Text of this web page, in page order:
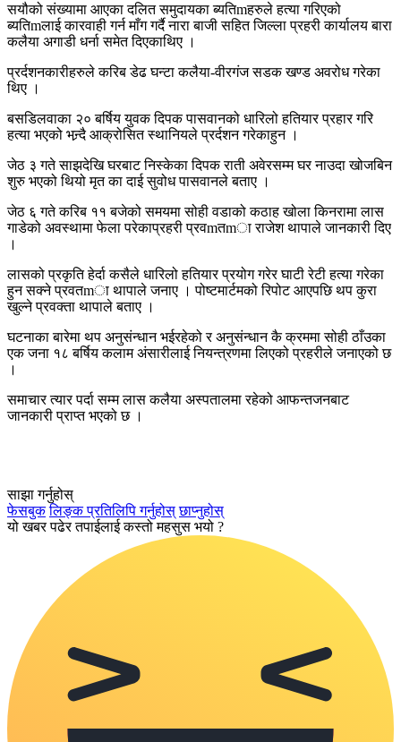
सयौको संख्यामा आएका दलित समुदायका ब्यतिmहरुले हत्या गरिएको
ब्यतिmलाई कारवाही गर्न माँग गर्दै नारा बाजी सहित जिल्ला प्रहरी कार्यालय बारा
कलैया अगाडी धर्ना समेत दिएकाथिए ।
प्रर्दशनकारीहरुले करिब डेढ घन्टा कलैया-वीरगंज सडक खण्ड अवरोध गरेका
थिए ।
बसडिलवाका २० बर्षिय युवक दिपक पासवानको धारिलो हतियार प्रहार गरि
हत्या भएको भन्र्दै आक्रोसित स्थानियले प्रर्दशन गरेकाहुन ।
जेठ ३ गते साझदेखि घरबाट निस्केका दिपक राती अवेरसम्म घर नाउदा खोजबिन
शुरु भएको थियो मृत का दाई सुवोध पासवानले बताए ।
जेठ ६ गते करिब ११ बजेको समयमा सोही वडाको कठाह खोला किनरामा लास
गाडेको अवस्थामा फेला परेकाप्रहरी प्रवmतmा राजेश थापाले जानकारी दिए
।
लासको प्रकृति हेर्दा कसैले धारिलो हतियार प्रयोग गरेर घाटी रेटी हत्या गरेका
हुन सक्ने प्रवतmा थापाले जनाए । पोष्टमार्टमको रिपोट आएपछि थप कुरा
खुल्ने प्रवक्ता थापाले बताए ।
घटनाका बारेमा थप अनुसंन्धान भईरहेको र अनुसंन्धान कै क्रममा सोही ठाँउका
एक जना १८ बर्षिय कलाम अंसारीलाई नियन्त्रणमा लिएको प्रहरीले जनाएको छ
।
समाचार त्यार पर्दा सम्म लास कलैया अस्पतालमा रहेको आफन्तजनबाट
जानकारी प्राप्त भएको छ ।
साझा गर्नुहोस्
फेसबुक लिङ्क प्रतिलिपि गर्नुहोस् छाप्नुहोस्
यो खबर पढेर तपाईलाई कस्तो महसुस भयो ?